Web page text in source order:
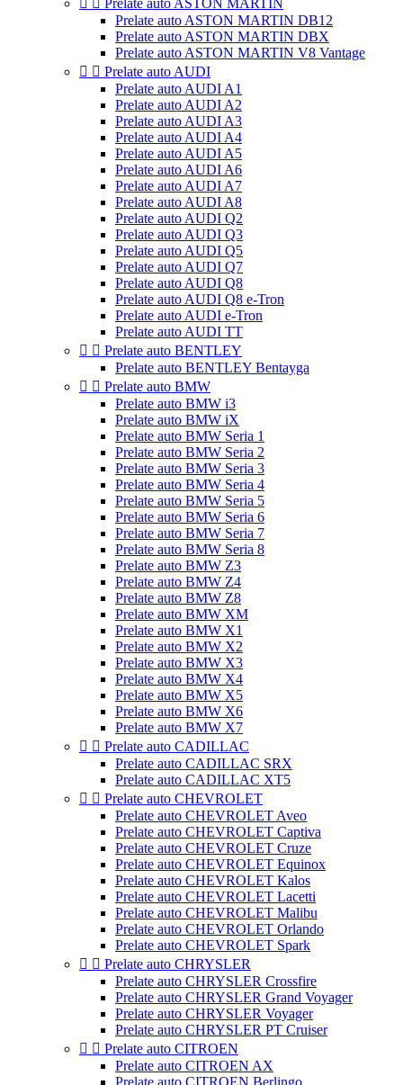
  Prelate auto ASTON MARTIN
Prelate auto ASTON MARTIN DB12
Prelate auto ASTON MARTIN DBX
Prelate auto ASTON MARTIN V8 Vantage
  Prelate auto AUDI
Prelate auto AUDI A1
Prelate auto AUDI A2
Prelate auto AUDI A3
Prelate auto AUDI A4
Prelate auto AUDI A5
Prelate auto AUDI A6
Prelate auto AUDI A7
Prelate auto AUDI A8
Prelate auto AUDI Q2
Prelate auto AUDI Q3
Prelate auto AUDI Q5
Prelate auto AUDI Q7
Prelate auto AUDI Q8
Prelate auto AUDI Q8 e-Tron
Prelate auto AUDI e-Tron
Prelate auto AUDI TT
  Prelate auto BENTLEY
Prelate auto BENTLEY Bentayga
  Prelate auto BMW
Prelate auto BMW i3
Prelate auto BMW iX
Prelate auto BMW Seria 1
Prelate auto BMW Seria 2
Prelate auto BMW Seria 3
Prelate auto BMW Seria 4
Prelate auto BMW Seria 5
Prelate auto BMW Seria 6
Prelate auto BMW Seria 7
Prelate auto BMW Seria 8
Prelate auto BMW Z3
Prelate auto BMW Z4
Prelate auto BMW Z8
Prelate auto BMW XM
Prelate auto BMW X1
Prelate auto BMW X2
Prelate auto BMW X3
Prelate auto BMW X4
Prelate auto BMW X5
Prelate auto BMW X6
Prelate auto BMW X7
  Prelate auto CADILLAC
Prelate auto CADILLAC SRX
Prelate auto CADILLAC XT5
  Prelate auto CHEVROLET
Prelate auto CHEVROLET Aveo
Prelate auto CHEVROLET Captiva
Prelate auto CHEVROLET Cruze
Prelate auto CHEVROLET Equinox
Prelate auto CHEVROLET Kalos
Prelate auto CHEVROLET Lacetti
Prelate auto CHEVROLET Malibu
Prelate auto CHEVROLET Orlando
Prelate auto CHEVROLET Spark
  Prelate auto CHRYSLER
Prelate auto CHRYSLER Crossfire
Prelate auto CHRYSLER Grand Voyager
Prelate auto CHRYSLER Voyager
Prelate auto CHRYSLER PT Cruiser
  Prelate auto CITROEN
Prelate auto CITROEN AX
Prelate auto CITROEN Berlingo